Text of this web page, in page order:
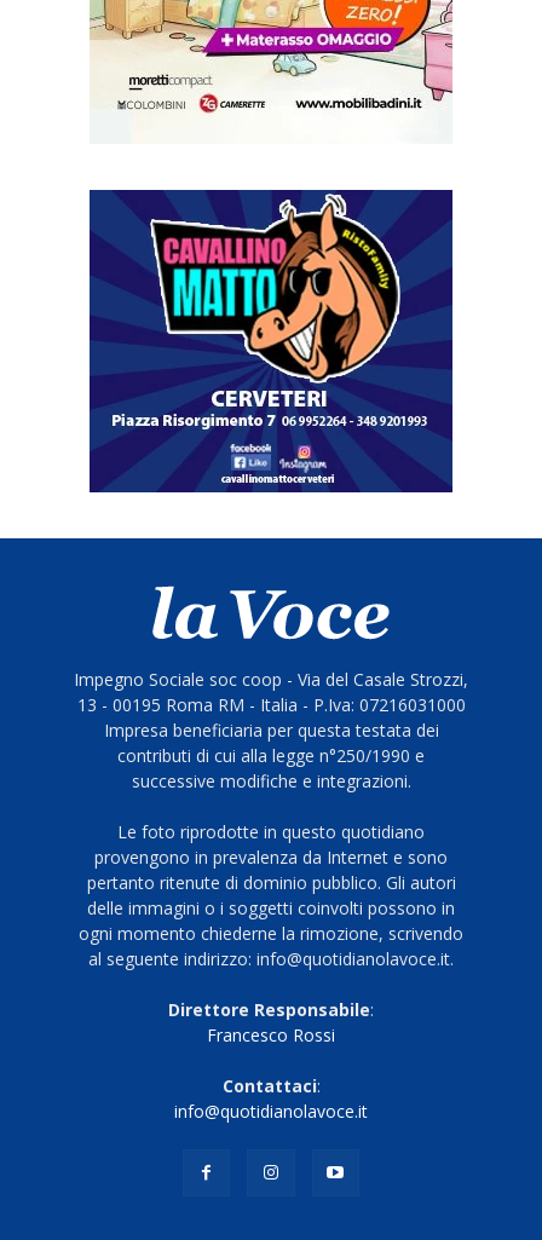
Impegno Sociale soc coop - Via del Casale Strozzi,
13 - 00195 Roma RM - Italia - P.Iva: 07216031000
Impresa beneficiaria per questa testata dei
contributi di cui alla legge n°250/1990 e
successive modifiche e integrazioni.
Le foto riprodotte in questo quotidiano
provengono in prevalenza da Internet e sono
pertanto ritenute di dominio pubblico. Gli autori
delle immagini o i soggetti coinvolti possono in
ogni momento chiederne la rimozione, scrivendo
al seguente indirizzo: info@quotidianolavoce.it.
Direttore Responsabile:
Francesco Rossi
Contattaci:
info@quotidianolavoce.it